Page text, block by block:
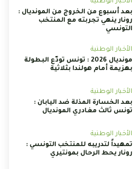
بعد أسبوع من الخروج من المونديال :
رونار ينهي تجربته مع المنتخب
التونسي
الأخبار الوطنية
مونديال 2026 : تونس تودّع البطولة
بهزيمة أمام هولندا بثلاثية
الأخبار الوطنية
بعد الخسارة المذلة ضد اليابان :
تونس ثالث مغادري المونديال
الأخبار الوطنية
تمهيداً لتدريبه للمنتخب التونسي :
رونار يحط الرحال بمونتيري